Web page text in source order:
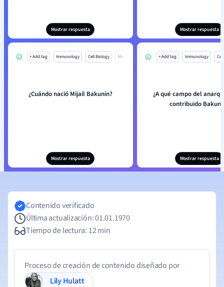
Mostrar respuesta Mostrar respuesta
+ Add tag Immunology Cell Biology Mo
¿Cuándo nació Mijail Bakunin?
Mostrar respuesta
+ Add tag Immunology
¿A qué campo del
contribuido
Mostrar respuesta
Contenido verificado
Última actualización: 01.01.1970
Tiempo de lectura: 12 min
Proceso de creación de contenido diseñado por
Lily Hulatt